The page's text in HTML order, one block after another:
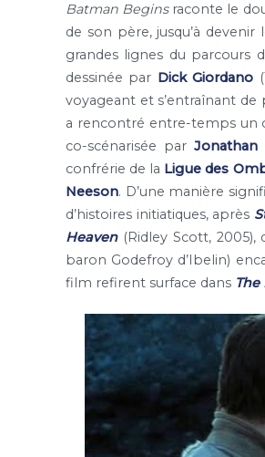
Batman Beginsraconte le
de son père, jusqu’à
grandes lignes du parcours
dessinée par Dick Giordano
voyageant et s’entraînant
a rencontré entre-temps un
co-scénarisée par Jonathan
confrérie de la Ligue des
Neeson. D’une manière
d’histoires initiatiques, après
Heaven(Ridley Scott, 2005),
baron Godefroy d’Ibelin)
film refirent surface dans